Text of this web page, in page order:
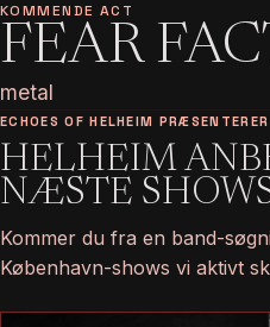
KOMMENDE ACT
FEAR
metal
ECHOES OF HELHEIM PRÆSENTERER
HELHEIM
NÆSTE
Kommer du fra en band-
København-shows vi aktivt